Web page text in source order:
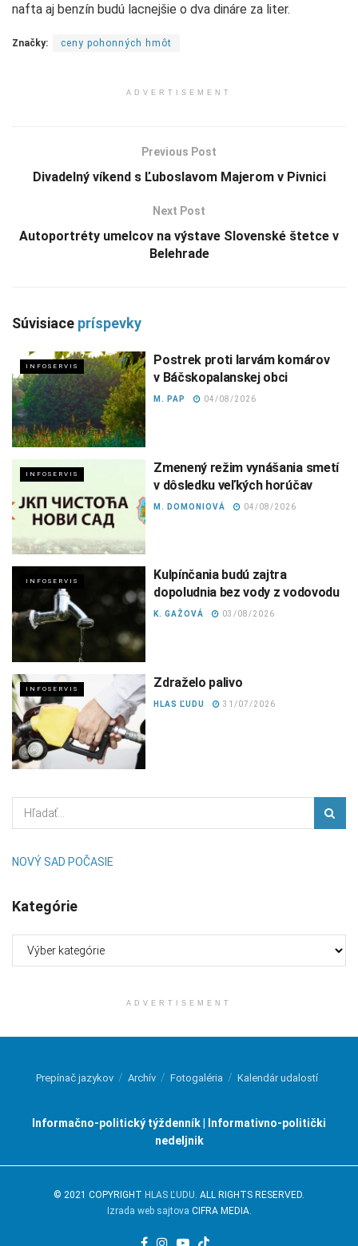
nafta aj benzín budú lacnejšie o dva dináre za liter.
Značky: ceny pohonných hmôt
ADVERTISEMENT
Previous Post
Divadelný víkend s Ľuboslavom Majerom v Pivnici
Next Post
Autoportréty umelcov na výstave Slovenské štetce v
Belehrade
Súvisiace príspevky
INFOSERVIS
Postrek proti larvám komárov
v Báčskopalanskej obci
M. PAP 04/08/2026
INFOSERVIS
Zmenený režim vynášania smetí
v dôsledku veľkých horúčav
M. DOMONIOVÁ 04/08/2026
INFOSERVIS
Kulpínčania budú zajtra
dopoludnia bez vody z vodovodu
K. GAŽOVÁ 03/08/2026
INFOSERVIS Zdraželo palivo
HLAS ĽUDU 31/07/2026
NOVÝ SAD POČASIE
Kategórie
ADVERTISEMENT
Prepínač jazykov Archív Fotogaléria Kalendár udalostí
Informačno-politický týždenník | Informativno-politički
nedeljnik
© 2021 COPYRIGHT HLAS ĽUDU. ALL RIGHTS RESERVED.
Izrada web sajtova CIFRA MEDIA.